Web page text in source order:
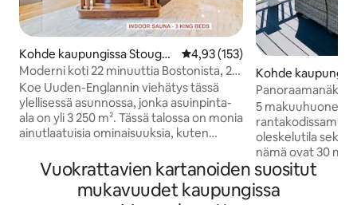
Kohde kaupungissa Stought
on
Keskimääräinen arvio 4,93/5,
4,93 (153)
Moderni koti 22 minuuttia Bostonista, 20
minuuttia Gillette Stadiumilta
Koe Uuden-Englannin viehätys tässä
ylellisessä asunnossa, jonka asuinpinta-
ala on yli 3 250 m². Tässä talossa on monia
ainutlaatuisia ominaisuuksia, kuten
jotka tekevät lyhyestä tai pitkästä
majoittumisestasi entistä mukavampaa.
Kohde sijaitsee rauhallisella alueella, josta
Kohde
th
Cape Cod Bayn
5
oleskelutila sekä
nämä ovat 30
kallionpäällä, jolta
Cod Bayn
näkyy terassiltasi. Sijaitsee yksityisessä
Vuokrattavien kartanoiden suositut
mukavuudet kaupungissa